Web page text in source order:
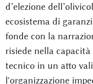
d’elezione
ecosistema di
fonde con la
risiede nella
tecnico in un atto
l'organizzazione